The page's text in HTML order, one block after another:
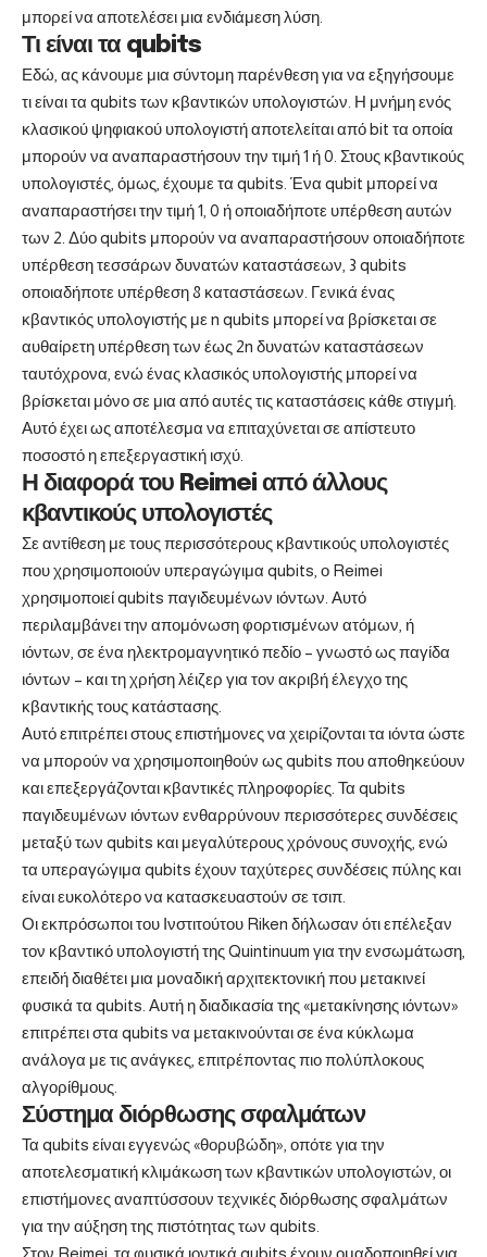
μπορεί να αποτελέσει μια ενδιάμεση λύση.
Τι είναι τα qubits
Εδώ, ας κάνουμε μια σύντομη παρένθεση για να εξηγήσουμε
τι είναι τα qubits των κβαντικών υπολογιστών. Η μνήμη ενός
κλασικού ψηφιακού υπολογιστή αποτελείται από bit τα οποία
μπορούν να αναπαραστήσουν την τιμή 1 ή 0. Στους κβαντικούς
υπολογιστές, όμως, έχουμε τα qubits. Ένα qubit μπορεί να
αναπαραστήσει την τιμή 1, 0 ή οποιαδήποτε υπέρθεση αυτών
των 2. Δύο qubits μπορούν να αναπαραστήσουν οποιαδήποτε
υπέρθεση τεσσάρων δυνατών καταστάσεων, 3 qubits
οποιαδήποτε υπέρθεση 8 καταστάσεων. Γενικά ένας
κβαντικός υπολογιστής με n qubits μπορεί να βρίσκεται σε
αυθαίρετη υπέρθεση των έως 2n δυνατών καταστάσεων
ταυτόχρονα, ενώ ένας κλασικός υπολογιστής μπορεί να
βρίσκεται μόνο σε μια από αυτές τις καταστάσεις κάθε στιγμή.
Αυτό έχει ως αποτέλεσμα να επιταχύνεται σε απίστευτο
ποσοστό η επεξεργαστική ισχύ.
Η διαφορά του Reimei από άλλους
κβαντικούς υπολογιστές
Σε αντίθεση με τους περισσότερους κβαντικούς υπολογιστές
που χρησιμοποιούν υπεραγώγιμα qubits, ο Reimei
χρησιμοποιεί qubits παγιδευμένων ιόντων. Αυτό
περιλαμβάνει την απομόνωση φορτισμένων ατόμων, ή
ιόντων, σε ένα ηλεκτρομαγνητικό πεδίο – γνωστό ως παγίδα
ιόντων – και τη χρήση λέιζερ για τον ακριβή έλεγχο της
κβαντικής τους κατάστασης.
Αυτό επιτρέπει στους επιστήμονες να χειρίζονται τα ιόντα ώστε
να μπορούν να χρησιμοποιηθούν ως qubits που αποθηκεύουν
και επεξεργάζονται κβαντικές πληροφορίες. Τα qubits
παγιδευμένων ιόντων ενθαρρύνουν περισσότερες συνδέσεις
μεταξύ των qubits και μεγαλύτερους χρόνους συνοχής, ενώ
τα υπεραγώγιμα qubits έχουν ταχύτερες συνδέσεις πύλης και
είναι ευκολότερο να κατασκευαστούν σε τσιπ.
Οι εκπρόσωποι του Ινστιτούτου Riken δήλωσαν ότι επέλεξαν
τον κβαντικό υπολογιστή της Quintinuum για την ενσωμάτωση,
επειδή διαθέτει μια μοναδική αρχιτεκτονική που μετακινεί
φυσικά τα qubits. Αυτή η διαδικασία της «μετακίνησης ιόντων»
επιτρέπει στα qubits να μετακινούνται σε ένα κύκλωμα
ανάλογα με τις ανάγκες, επιτρέποντας πιο πολύπλοκους
αλγορίθμους.
Σύστημα διόρθωσης σφαλμάτων
Τα qubits είναι εγγενώς «θορυβώδη», οπότε για την
αποτελεσματική κλιμάκωση των κβαντικών υπολογιστών, οι
επιστήμονες αναπτύσσουν τεχνικές διόρθωσης σφαλμάτων
για την αύξηση της πιστότητας των qubits.
Στον Reimei, τα φυσικά ιοντικά qubits έχουν ομαδοποιηθεί για